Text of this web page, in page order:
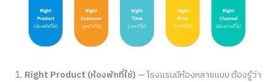
Right Product (ห้องพักที่ใช่) — โรงแรมมีห้องหลายแบบ ต้องรู้ว่า